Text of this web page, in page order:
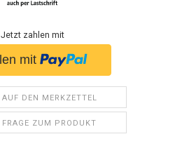
Jetzt zahlen mit
AUF DEN MERKZETTEL
FRAGE ZUM PRODUKT